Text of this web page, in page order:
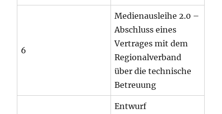
6
Medienausleihe 2.0 –
Abschluss eines
Vertrages mit dem
Regionalverband
über die technische
Betreuung
Entwurf